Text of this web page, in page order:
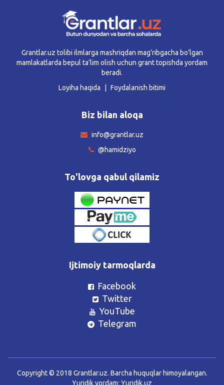
Grantlar.uz tolibi ilmlarga mashriqdan mag’ribgacha bo’lgan
mamlakatlarda bepul ta’lim olish uchun grant topishda yordam
beradi.
Loyiha haqida
Foydalanish bitimi
Biz bilan aloqa
info@grantlar.uz
@hamidziyo
To'lovga qabul qilamiz
Ijtimoiy tarmoqlarda
Facebook
Twitter
YouTube
Telegram
Copyright © 2018 Grantlar.uz. Barcha huquqlar himoyalangan.
Yuridik yordam: Yuridik.uz